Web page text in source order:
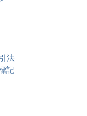
法
記